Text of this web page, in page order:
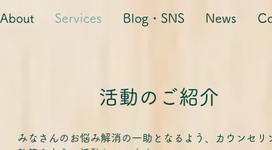
About Services Blog・SNS News
​活動のご紹介
みなさんのお悩み解消の一助となるよう、カウンセリ